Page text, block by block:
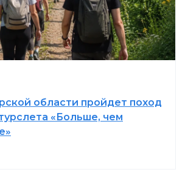
области пройдет поход
«Больше, чем